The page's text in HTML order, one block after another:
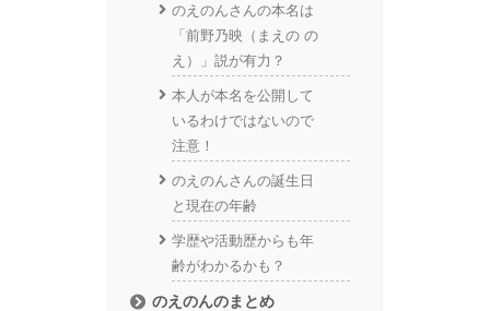
のえのんさんの本名は
「前野乃映（まえの の
え）」説が有力？
本人が本名を公開して
いるわけではないので
注意！
のえのんさんの誕生日
と現在の年齢
学歴や活動歴からも年
齢がわかるかも？
のえのんのまとめ